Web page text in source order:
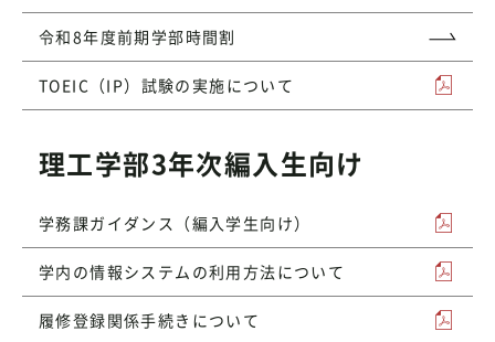
令和8年度前期学部時間割
TOEIC（IP）試験の実施について
理工学部3年次編入生向け
学務課ガイダンス（編入学生向け）
学内の情報システムの利用方法について
履修登録関係手続きについて